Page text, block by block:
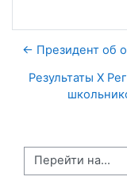
← Президент об
Результаты X
Перейти на...